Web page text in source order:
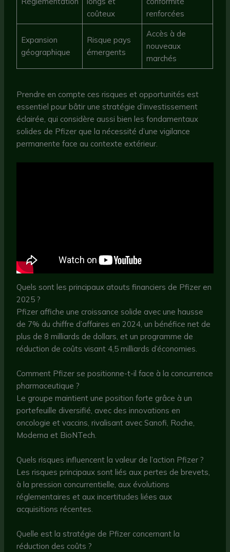
coûteux
renforcées
Expansion
géographique
Risque pays
émergents
Accès à de
nouveaux
marchés
Prendre en compte ces risques et opportunités est
essentiel pour bâtir une stratégie d’investissement
éclairée, qui considère aussi bien les fondamentaux
solides de Pfizer que la nécessité d’une vigilance
permanente face au contexte extérieur.
Quels sont les principaux atouts financiers de Pfizer en
2025 ?
Pfizer affiche une croissance solide avec une hausse
de 7% du chiffre d’affaires en 2024, un bénéfice net de
plus de 8 milliards de dollars, et un programme de
réduction de coûts visant 4,5 milliards d’économies.
Comment Pfizer se positionne-t-il face à la concurrence
pharmaceutique ?
Le groupe maintient une position forte grâce à un
portefeuille diversifié, avec des innovations en
oncologie et vaccins, rivalisant avec Sanofi, Roche,
Moderna et BioNTech.
Quels risques influencent la valeur de l’action Pfizer ?
Les risques principaux sont liés aux pertes de brevets,
à la pression concurrentielle, aux évolutions
réglementaires et aux incertitudes liées aux
acquisitions récentes.
Quelle est la stratégie de Pfizer concernant la
réduction des coûts ?